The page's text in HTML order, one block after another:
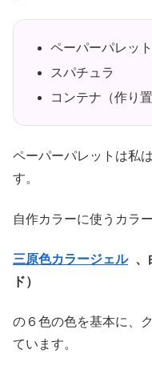
ペーパーパレット
スパチュラ
コンテナ（作り
ペーパーパレットは私
す。
自作カラーに使うカラ
三原色カラージェル 、
ド）
の６色の色を基本に、
ています。